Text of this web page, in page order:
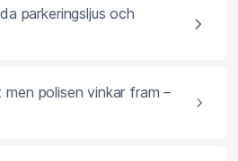
parkeringsljus och
polisen vinkar fram –